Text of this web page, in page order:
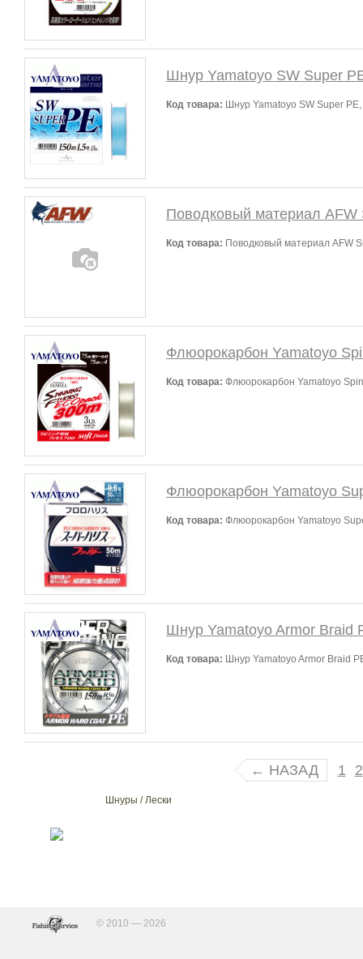
Шнур Yamatoyo SW Super
Код товара: Шнур Yamatoyo SW Super
Поводковый материал AFW
Код товара: Поводковый материал AFW
Флюорокарбон Yamatoyo
Код товара: Флюорокарбон Yamatoyo
Флюорокарбон Yamatoyo
Код товара: Флюорокарбон Yamatoyo
Шнур Yamatoyo Armor Braid
Код товара: Шнур Yamatoyo Armor Braid
← НАЗАД 1 2
Шнуры / Лески
© 2010 — 2026